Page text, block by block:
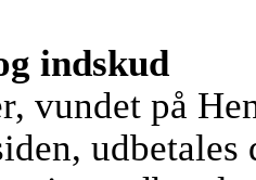
indskud
vundet på